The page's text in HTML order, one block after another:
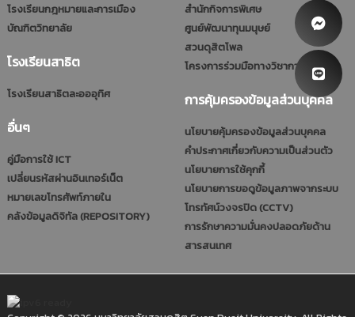
โรงเรียนกฎหมายและการเมือง
บัณฑิตวิทยาลัย
โรงเรียนสาธิต
โรงเรียนสาธิตละอออุทิศ
อื่นๆ
คู่มือการใช้ ICT
เปลี่ยนรหัสผ่านอินเทอร์เน็ต
หมายเลขโทรศัพท์ภายใน
คลังข้อมูลดิจิทัล (REPOSITORY)
สำนักกิจการพิเศษ
ศูนย์พัฒนาทุนมนุษย์
สวนดุสิตโพล
โครงการร่วมมือทางวิชาการ (รมป.)
การคุ้มครองข้อมูลส่วนบุคคล
นโยบายคุ้มครองข้อมูลส่วนบุคคล
คำประกาศเกี่ยวกับความเป็นส่วนตัว
นโยบายการใช้คุกกี้
นโยบายการขอดูข้อมูลภาพจากระบบ
โทรทัศน์วงจรปิด (CCTV)
การรักษาความมั่นคงปลอดภัยด้าน
สารสนเทศ